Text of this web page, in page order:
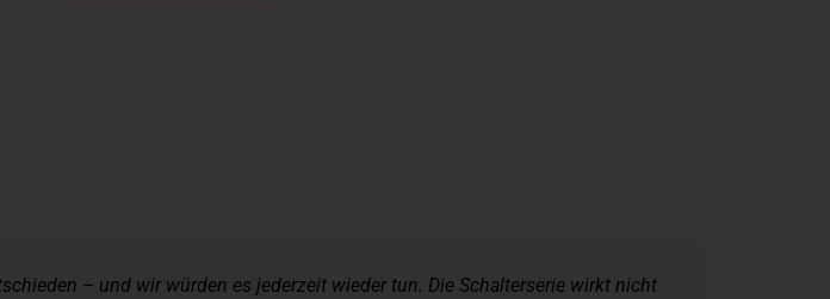
– und wir würden es jederzeit wieder tun. Die Schalterserie wirkt nicht